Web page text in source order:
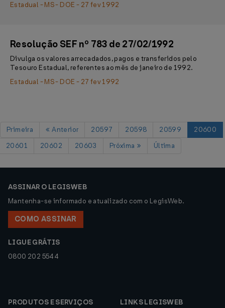
Estadual - MS - DOE - 27 fev 1992
Resolução SEF nº 783 de 27/02/1992
Divulga os valores arrecadados, pagos e transferidos pelo
Tesouro Estadual, referentes ao mês de janeiro de 1992.
Estadual - MS - DOE - 27 fev 1992
Primeira Anterior 20597 20598 20599
20600
20601
20602 20603 Próxima Última
ASSINAR O LEGISWEB
Mantenha-se informado e atualizado com o LegisWeb.
COMO ASSINAR
LIGUE GRÁTIS
0800 202 5544
PRODUTOS E SERVIÇOS
LINKS LEGISWEB